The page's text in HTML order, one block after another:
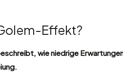
Effekt?
wie niedrige